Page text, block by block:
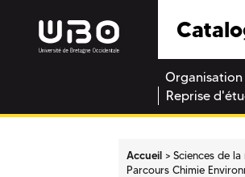
Reprise
Accueil Sciences de
Parcours Chimie